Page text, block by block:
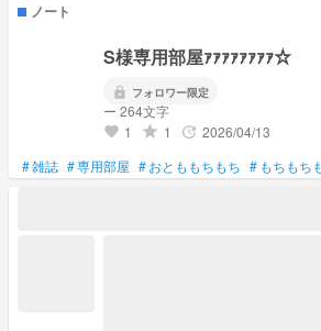
ノート
S様専用部屋ｧｧｧｧｧｧｧｧ☆
lock フォロワー限定
ー 264文字
favorite 1 grade 1 update 2026/04/13
#雑誌 #専用部屋 #おとももちもち # もちもち